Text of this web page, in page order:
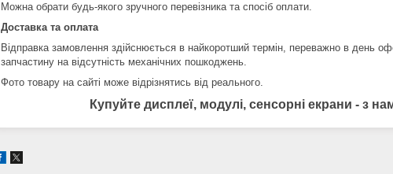
Можна обрати будь-якого зручного перевізника та спосіб оплати.
Доставка та оплата
Відправка замовлення здійснюється в найкоротший термін, переважно в день
запчастину на відсутність механічних пошкоджень.
Фото товару на сайті може відрізнятись від реального.
Купуйте дисплеї, модулі, сенсорні екрани - з